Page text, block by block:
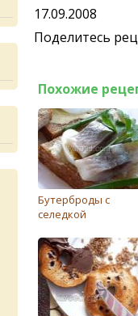
17.09.2008
Поделитесь
Похожие
Бутерброды с
селедкой